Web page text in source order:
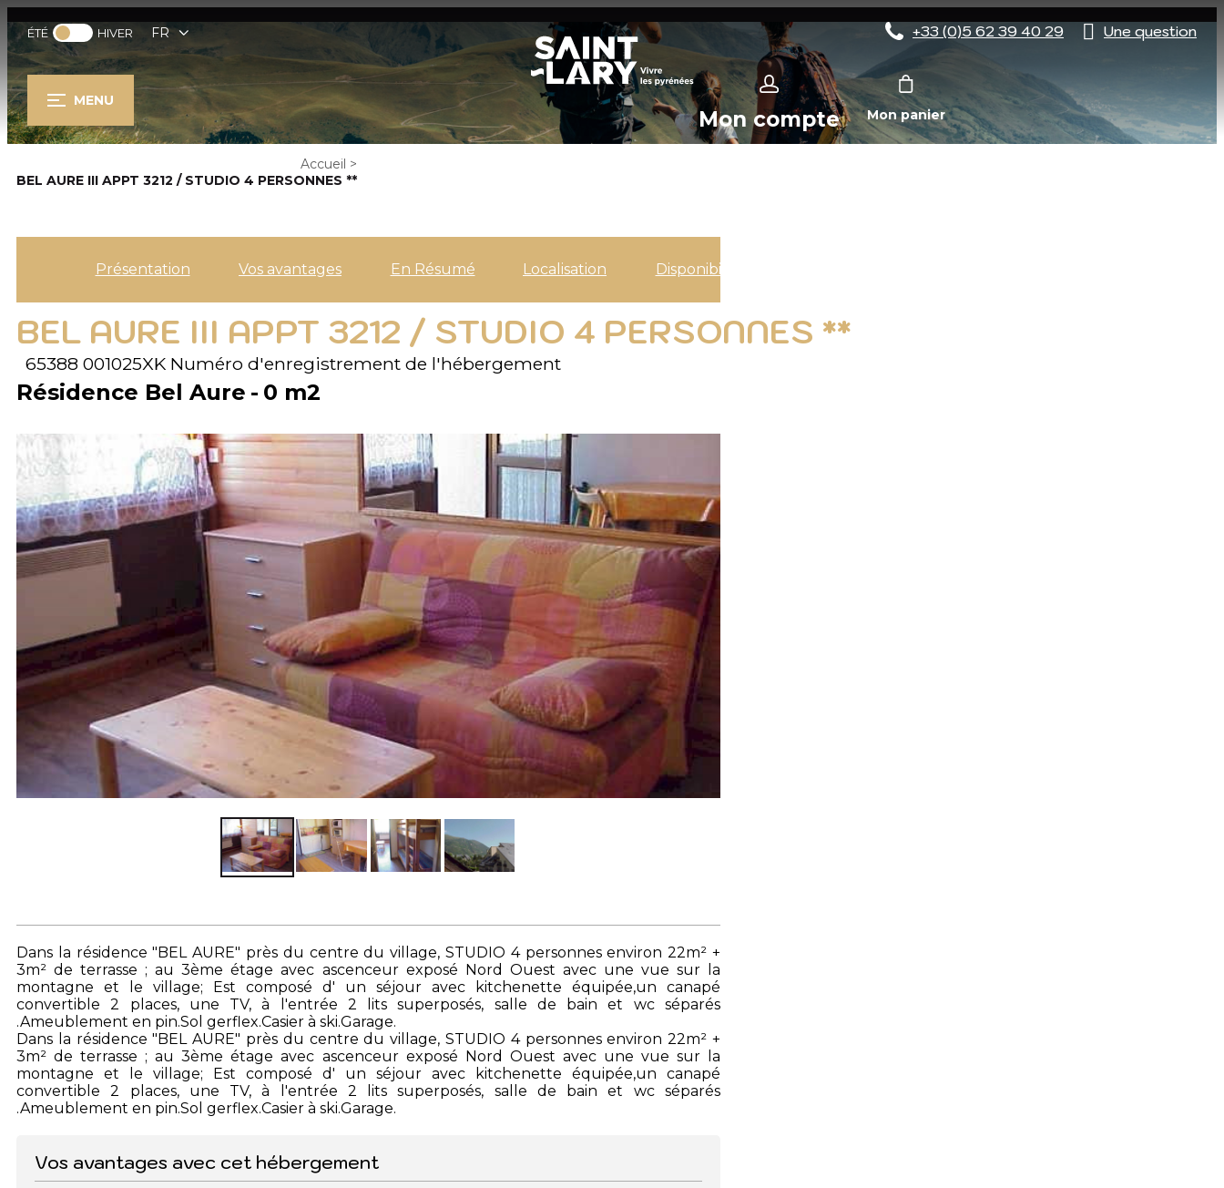
ÉTÉ HIVER FR +33 (0)5 62 39 40 29 Une question
MENU
Mon compte Mon panier
Accueil >
BEL AURE III APPT 3212 / STUDIO 4 PERSONNES **
Présentation Vos avantages En Résumé Localisation Disponibilités
BEL AURE III APPT 3212 / STUDIO 4 PERSONNES **
65388 001025XK Numéro d'enregistrement de l'hébergement
Résidence Bel Aure 0 m2
Dans la résidence "BEL AURE" près du centre du village, STUDIO 4 personnes environ 22m² +
3m² de terrasse ; au 3ème étage avec ascenceur exposé Nord Ouest avec une vue sur la
montagne et le village; Est composé d' un séjour avec kitchenette équipée,un canapé
convertible 2 places, une TV, à l'entrée 2 lits superposés, salle de bain et wc séparés
.Ameublement en pin.Sol gerflex.Casier à ski.Garage.
Dans la résidence "BEL AURE" près du centre du village, STUDIO 4 personnes environ 22m² +
3m² de terrasse ; au 3ème étage avec ascenceur exposé Nord Ouest avec une vue sur la
montagne et le village; Est composé d' un séjour avec kitchenette équipée,un canapé
convertible 2 places, une TV, à l'entrée 2 lits superposés, salle de bain et wc séparés
.Ameublement en pin.Sol gerflex.Casier à ski.Garage.
Vos avantages avec cet hébergement